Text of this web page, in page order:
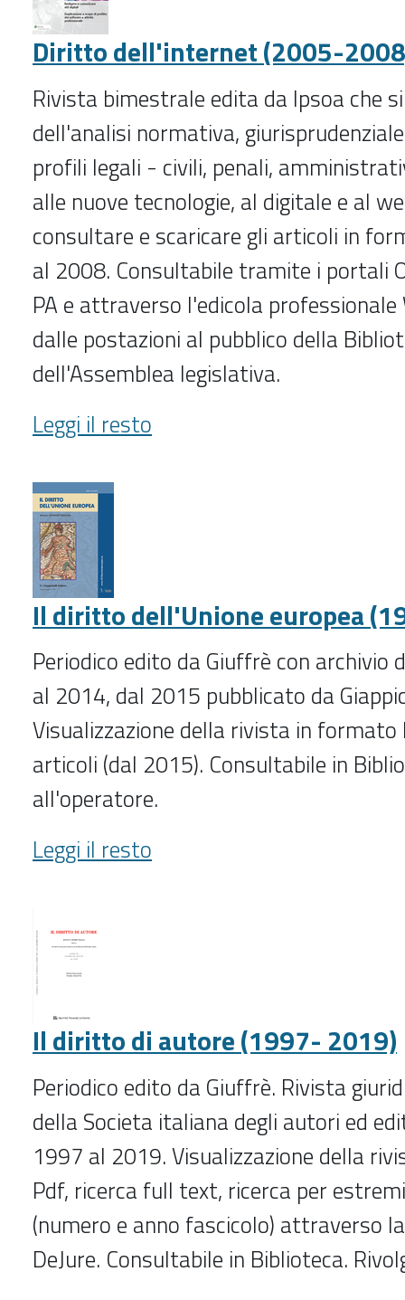
-
Diritto dell'internet (2005-
Rivista bimestrale edita da Ipsoa che
dell'analisi normativa,
profili legali - civili, penali,
alle nuove tecnologie, al digitale e al
consultare e scaricare gli articoli in
al 2008. Consultabile tramite i portali
PA e attraverso l'edicola
dalle postazioni al pubblico della
dell'Assemblea legislativa.
Diritto
dell'internet
2008)
-
Leggi il resto
Il diritto dell'Unione europea
Periodico edito da Giuffrè con archivio
al 2014, dal 2015 pubblicato da
Visualizzazione della rivista in formato
articoli (dal 2015). Consultabile in
all'operatore.
Il
diritto
(1996-
-
Leggi il resto
Il diritto di autore (1997- 2019)
Periodico edito da Giuffrè. Rivista
della Societa italiana degli autori ed
1997 al 2019. Visualizzazione della
Pdf, ricerca full text, ricerca per
(numero e anno fascicolo) attraverso
DeJure. Consultabile in Biblioteca.